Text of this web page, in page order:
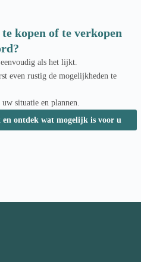
kopen of te verkopen
als het lijkt.
even rustig de mogelijkheden te
situatie en plannen.
ontdek wat mogelijk is voor u